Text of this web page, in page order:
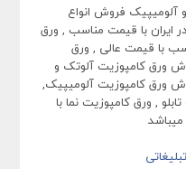
آلومیپیک فروش انواع
ایران با قیمت مناسب , ورق
با قیمت عالی , ورق
ورق کامپوزیت آلوتک و
ورق کامپوزیت آلومیپیک,
, ورق کامپوزیت نما با
میباشد